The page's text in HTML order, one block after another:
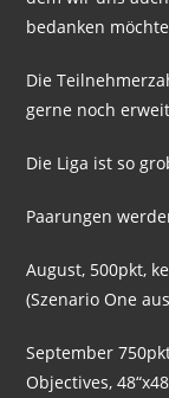
bedanken
Die
gerne noch
Die Liga ist so
Paarungen
August, 500pkt,
(Szenario One
September
Objectives,